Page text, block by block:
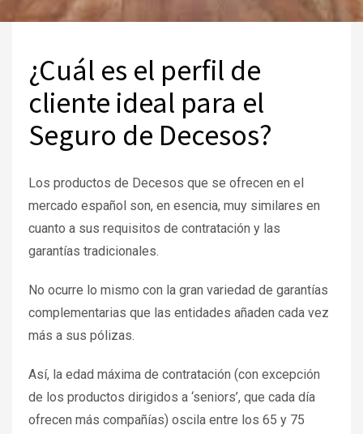
¿Cuál es el perfil de
cliente ideal para el
Seguro de Decesos?
Los productos de Decesos que se ofrecen en el
mercado español son, en esencia, muy similares en
cuanto a sus requisitos de contratación y las
garantías tradicionales.
No ocurre lo mismo con la gran variedad de garantías
complementarias que las entidades añaden cada vez
más a sus pólizas.
Así, la edad máxima de contratación (con excepción
de los productos dirigidos a ‘seniors’, que cada día
ofrecen más compañías) oscila entre los 65 y 75